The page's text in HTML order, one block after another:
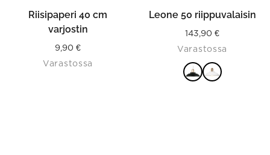
Riisipaperi 40 cm
varjostin
9,90 €
Varastossa
product
page
Leone 50 riippuvalaisin
143,90 €
Varastossa